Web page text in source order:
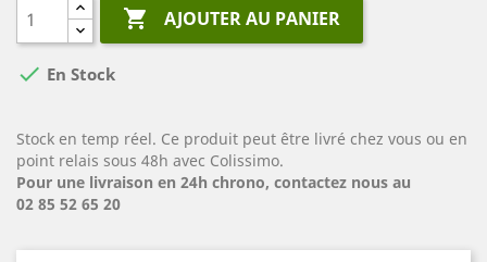
 AJOUTER AU PANIER
 En Stock
Stock en temp réel. Ce produit peut être livré chez vous ou en
point relais sous 48h avec Colissimo.
Pour une livraison en 24h chrono, contactez nous au
02 85 52 65 20